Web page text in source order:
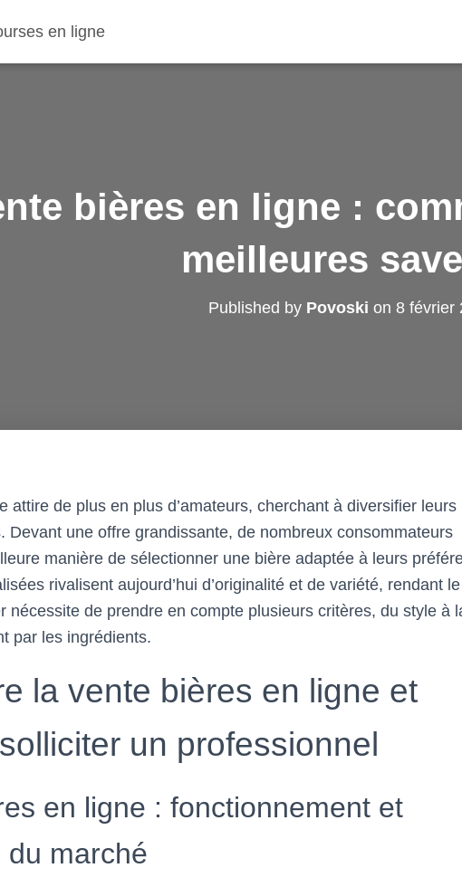
en ligne
bières en ligne :
meilleures
Published by Povoski on 8 février
attire de plus en plus d’amateurs, cherchant à diversifier leurs
Devant une offre grandissante, de nombreux consommateurs
manière de sélectionner une bière adaptée à leurs
rivalisent aujourd’hui d’originalité et de variété, rendant
nécessite de prendre en compte plusieurs critères, du style à
par les ingrédients.
la vente bières en ligne et
solliciter un professionnel
en ligne : fonctionnement et
du marché